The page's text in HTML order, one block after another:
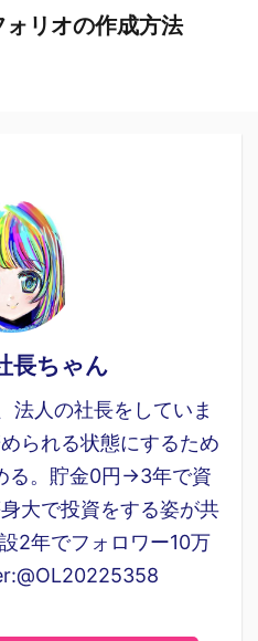
ォリオの作成方法
長ちゃん
法人の社長をしていま
られる状態にするため
る。貯金0円→3年で資
大で投資をする姿が共
2年でフォロワー10万